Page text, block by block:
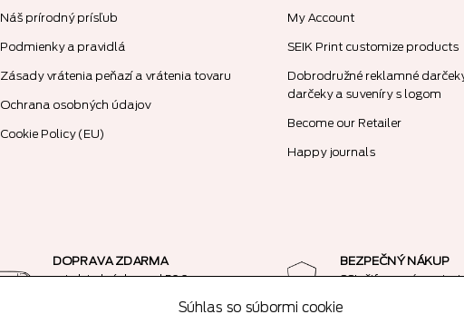
Súhlas so súbormi cookie
Náš prírodný prísľub
Podmienky a pravidlá
Zásady vrátenia peňazí a vrátenia tovaru
Ochrana osobných údajov
Cookie Policy (EU)
My Account
SEIK Print customize products
Dobrodružné reklamné
darčeky a suveníry s logom
Become our Retailer
Happy journals
DOPRAVA ZDARMA
pri objednávke nad 50€
BEZPEČNÝ NÁKUP
SSL šifrované